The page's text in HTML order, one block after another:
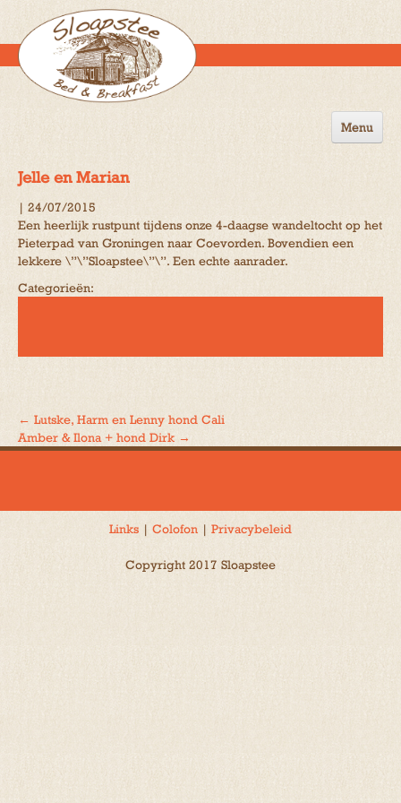
Menu
Omgeving
Jelle en Marian
| 24/07/2015
Een heerlijk rustpunt tijdens onze 4-daagse wandeltocht op het
Pieterpad van Groningen naar Coevorden. Bovendien een
lekkere \”\”Sloapstee\”\”. Een echte aanrader.
Categorieën:
Bericht
← Lutske, Harm en Lenny hond Cali
Amber & Ilona + hond Dirk →
Links | Colofon | Privacybeleid
Copyright 2017 Sloapstee